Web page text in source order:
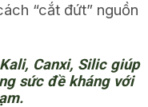
“cắt đứt” nguồn
Canxi, Silic giúp
sức đề kháng với